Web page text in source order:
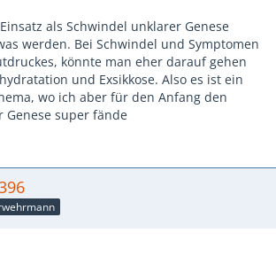
als Schwindel unklarer Genese
werden. Bei Schwindel und Symptomen
könnte man eher darauf gehen
und Exsikkose. Also es ist ein
wo ich aber für den Anfang den
Genese super fände